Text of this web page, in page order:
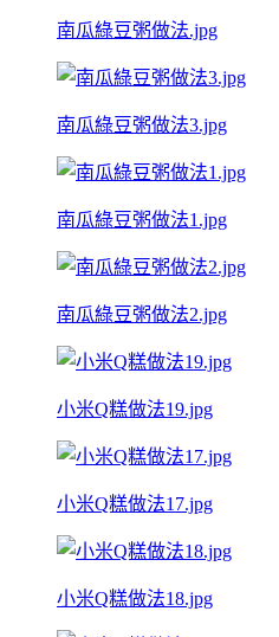
南瓜綠豆粥做法.jpg
南瓜綠豆粥做法3.jpg
南瓜綠豆粥做法1.jpg
南瓜綠豆粥做法2.jpg
小米Q糕做法19.jpg
小米Q糕做法17.jpg
小米Q糕做法18.jpg